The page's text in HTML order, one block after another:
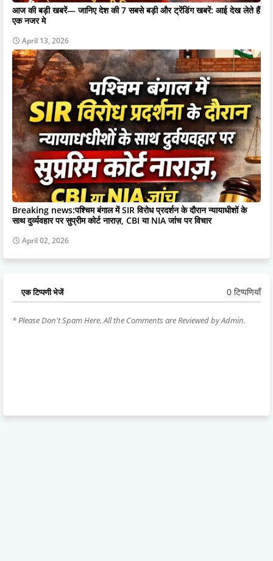
आज की बड़ी खबरें— जानिए देश की 7 सबसे बड़ी और ट्रेंडिंग खबरें: आई देख लेते हैं
एक नजर मे
April 13, 2026
Breaking news:पश्चिम बंगाल में SIR विरोध प्रदर्शन के दौरान न्यायाधीशों के
साथ दुर्व्यवहार पर सुप्रीम कोर्ट नाराज़, CBI या NIA जांच पर विचार
April 02, 2026
एक टिप्पणी भेजें 0 टिप्पणियाँ
* Please Don't Spam Here. All the Comments are Reviewed by Admin.